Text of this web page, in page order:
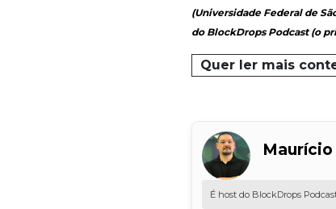
(Universidade Federal de
do BlockDrops Podcast (o
Quer ler mais
É host do BlockDrops